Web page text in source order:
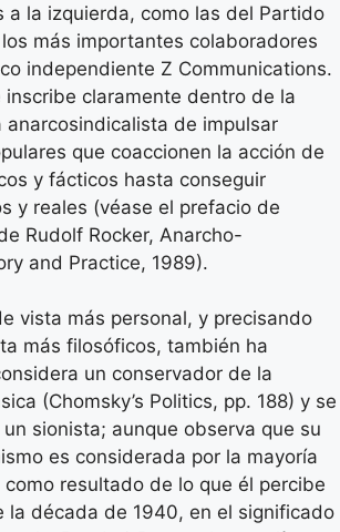
a la izquierda, como las del Partido
más importantes colaboradores
independiente Z Communications.
inscribe claramente dentro de la
de impulsar
que coaccionen la acción de
y fácticos hasta conseguir
y reales (véase el prefacio de
Rudolf Rocker, Anarcho-
and Practice, 1989).
vista más personal, y precisando
más filosóficos, también ha
un conservador de la
(Chomsky’s Politics, pp. 188) y se
sionista; aunque observa que su
es considerada por la mayoría
resultado de lo que él percibe
la década de 1940, en el significado